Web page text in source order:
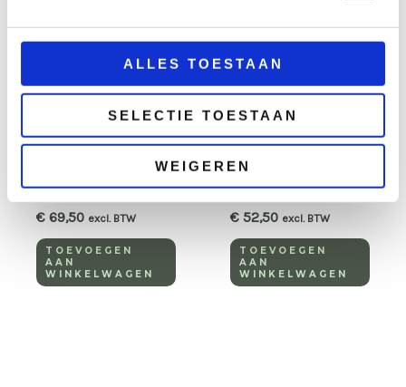
ALLES TOESTAAN
SELECTIE TOESTAAN
WEIGEREN
Statafel
steigerhout mixed
wood 80×240 cm
€ 69,50 excl. BTW
TOEVOEGEN
AAN
WINKELWAGEN
Statafel
steigerhout 80×180
cm
€ 52,50 excl. BTW
TOEVOEGEN
AAN
WINKELWAGEN